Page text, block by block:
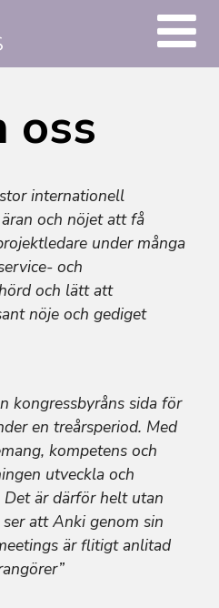
oss
internationell
och nöjet att få
under många
och
och lätt att
nöje och gediget
kongressbyråns sida för
en treårsperiod. Med
kompetens och
utveckla och
är därför helt utan
att Anki genom sin
är flitigt anlitad